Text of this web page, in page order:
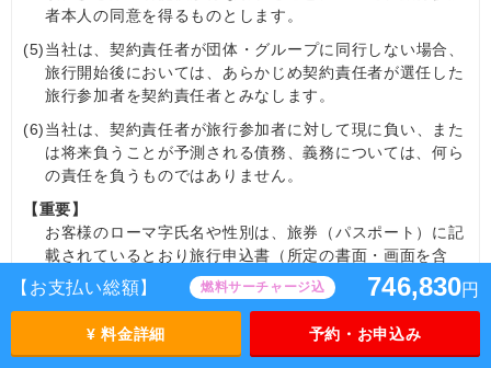
【お支払い総額】 燃料サーチャージ込 746,830円
¥ 料金詳細 予約・お申込み
者本人の同意を得るものとします。
(5)当社は、契約責任者が団体・グループに同行しない場合、
旅行開始後においては、あらかじめ契約責任者が選任した
旅行参加者を契約責任者とみなします。
(6)当社は、契約責任者が旅行参加者に対して現に負い、また
は将来負うことが予測される債務、義務については、何ら
の責任を負うものではありません。
【重要】
お客様のローマ字氏名や性別は、旅券（パスポート）に記
載されているとおり旅行申込書（所定の書面・画面を含
む）にご記入ください。誤って記入された場合は、第12項
(1)のお客様の交替手数料（10,000円）が必要となりま
す。なお、すでに航空券を発行している場合は、別途再発
券に関わる費用を請求させていただきます。また、運送・